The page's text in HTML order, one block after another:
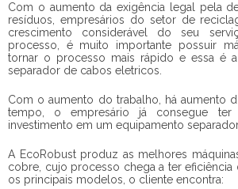
Com o aumento da exigência legal pela
resíduos, empresários do setor de
crescimento considerável do seu
processo, é muito importante possuir
tornar o processo mais rápido e essa é
separador de cabos eletricos.
Com o aumento do trabalho, há aumento
tempo, o empresário já consegue
investimento em um equipamento
A EcoRobust produz as melhores
cobre, cujo processo chega a ter eficiência
os principais modelos, o cliente encontra: